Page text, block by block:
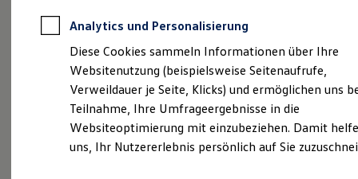
Autokredit mit Schlussrate
Versicherungen und Garantien
Kfz-Versicherung
Restschuldversicherungen
Garantien
Wartungsverträge
Geschäftskunden
Professional Class bei Volkswagen
Großkunden
Behörden
Analytics und Personalisierung
Diese Cookies sammeln Informationen über Ihre
Websitenutzung (beispielsweise Seitenaufrufe,
Verweildauer je Seite, Klicks) und ermöglichen uns
Teilnahme, Ihre Umfrageergebnisse in die
Websiteoptimierung mit einzubeziehen. Damit
uns, Ihr Nutzererlebnis persönlich auf Sie